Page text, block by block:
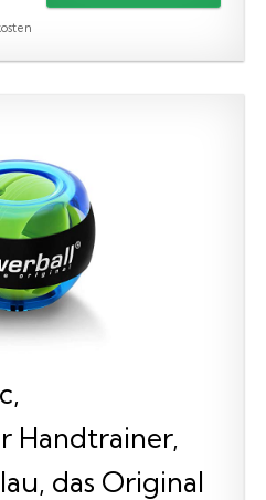
Handtrainer,
das Original